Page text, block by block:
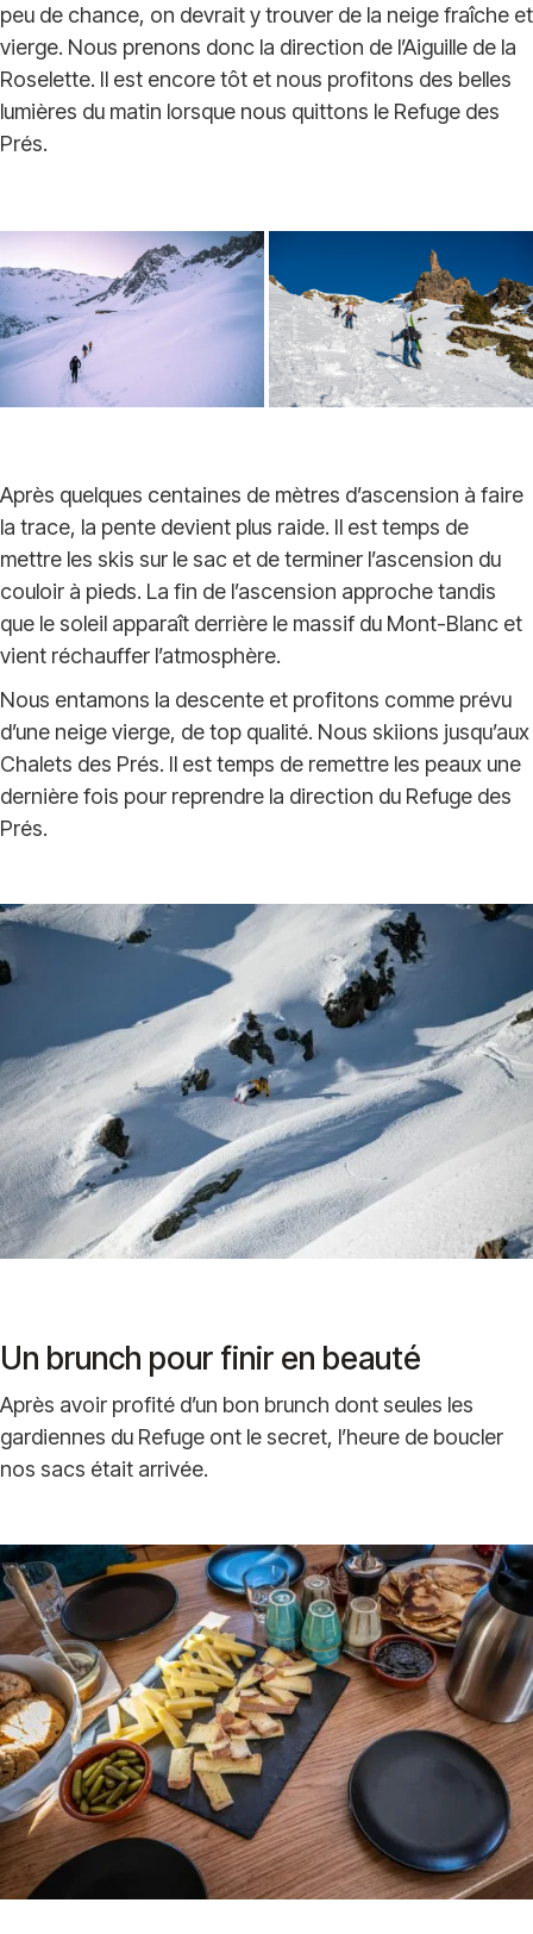
peu de chance, on devrait y trouver de la neige fraîche et
vierge. Nous prenons donc la direction de l’Aiguille de la
Roselette. Il est encore tôt et nous profitons des belles
lumières du matin lorsque nous quittons le Refuge des
Prés.
Après quelques centaines de mètres d’ascension à faire
la trace, la pente devient plus raide. Il est temps de
mettre les skis sur le sac et de terminer l’ascension du
couloir à pieds. La fin de l’ascension approche tandis
que le soleil apparaît derrière le massif du Mont-Blanc et
vient réchauffer l’atmosphère.
Nous entamons la descente et profitons comme prévu
d’une neige vierge, de top qualité. Nous skiions jusqu’aux
Chalets des Prés. Il est temps de remettre les peaux une
dernière fois pour reprendre la direction du Refuge des
Prés.
Un brunch pour finir en beauté
Après avoir profité d’un bon brunch dont seules les
gardiennes du Refuge ont le secret, l’heure de boucler
nos sacs était arrivée.